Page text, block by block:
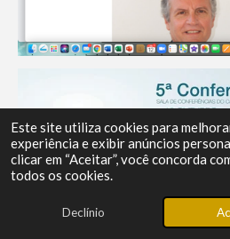
Este site utiliza cookies para
experiência e exibir anúncios
clicar em “Aceitar”, você concorda
todos os cookies.
Declínio